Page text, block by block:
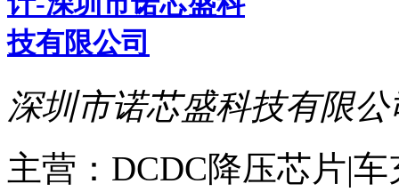
深圳市诺芯盛科技有限公
主营：DCDC降压芯片|